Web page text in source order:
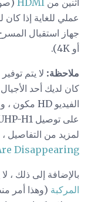
أو 4K).
ملاحظة: لا يتم
لمزيد من التفاصيل
Disappearing
بالإضافة إلى ذلك ، لا
المركبة (وهذا أمر